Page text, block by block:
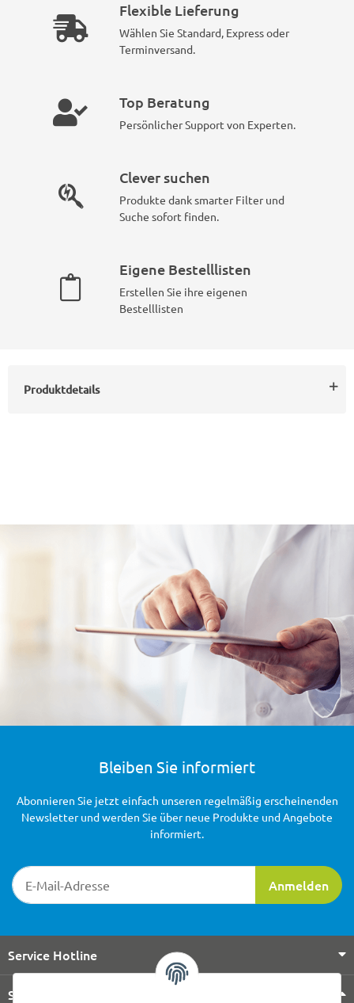
Flexible Lieferung
Wählen Sie Standard, Express oder
Terminversand.
Top Beratung
Persönlicher Support von Experten.
Clever suchen
Produkte dank smarter Filter und
Suche sofort finden.
Eigene Bestelllisten
Erstellen Sie ihre eigenen
Bestelllisten
Produktdetails
Bleiben Sie informiert
Newsletter-Registrierung
Anmelden
Abonnieren Sie jetzt einfach unseren regelmäßig erscheinenden
Newsletter und werden Sie über neue Produkte und Angebote
informiert.
Service Hotline
Shop Service